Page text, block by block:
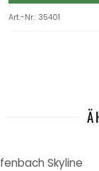
Art.-Nr.: 35401
Skyline